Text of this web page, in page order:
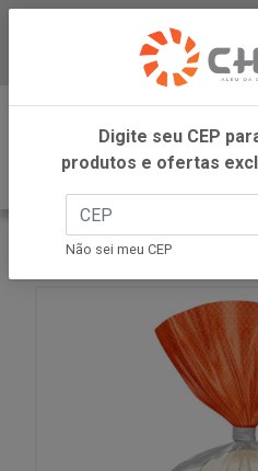
INÍCIO PAO SIRIO MINI 300G PB
Digite seu CEP
produtos e ofertas
Não sei meu CEP